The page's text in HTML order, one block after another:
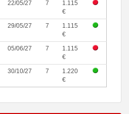
22/05/27 7
1.115
€
29/05/27 7
1.115
€
05/06/27 7
1.115
€
30/10/27 7
1.220
€